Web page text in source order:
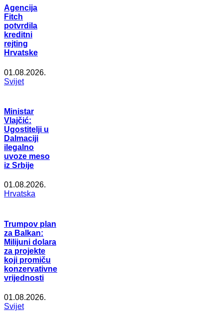
Agencija
Fitch
potvrdila
kreditni
rejting
Hrvatske
01.08.2026.
Svijet
Ministar
Vlajčić:
Ugostitelji u
Dalmaciji
ilegalno
uvoze meso
iz Srbije
01.08.2026.
Hrvatska
Trumpov plan
za Balkan:
Milijuni dolara
za projekte
koji promiču
konzervativne
vrijednosti
01.08.2026.
Svijet